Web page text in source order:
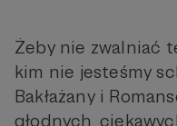
Żeby nie zwalniać
kim nie jesteśmy
Bakłażany i
głodnych,